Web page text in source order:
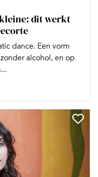
dit werkt
dance. Een vorm
alcohol, en op